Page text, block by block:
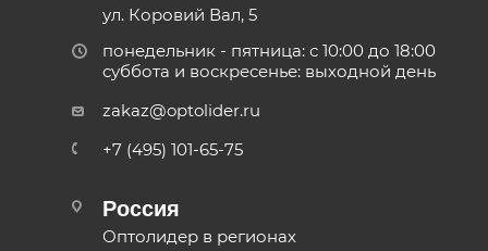
ул. Коровий Вал, 5
понедельник - пятница: с 10:00 до 18:00
суббота и воскресенье: выходной день
zakaz@optolider.ru
+7 (495) 101-65-75
Россия
Оптолидер в регионах